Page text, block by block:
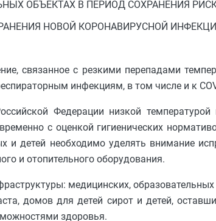
ОБЪЕКТАХ В ПЕРИОД СОХРАНЕНИЯ
НОВОЙ КОРОНАВИРУСНОЙ
связанное с резкими перепадами
инфекциям, в том числе и к
Федерации низкой
с оценкой гигиенических
и детей необходимо уделять внимание
и отопительного оборудования.
медицинских,
домов для детей сирот и детей,
здоровья.